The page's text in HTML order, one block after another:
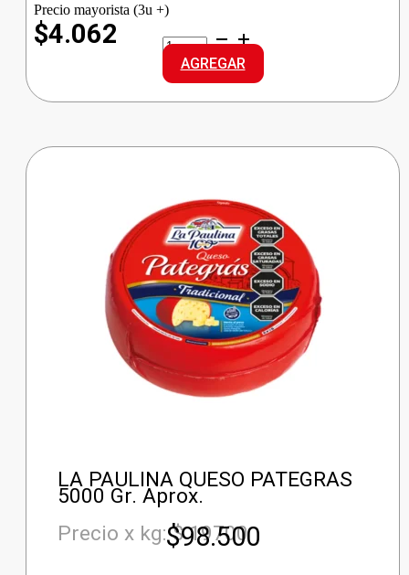
Precio mayorista (3u +)
$4.062
PRINGLES
PAPAS
QUESO
cantidad
AGREGAR
LA PAULINA QUESO PATEGRAS
5000 Gr. Aprox.
Precio x kg: $ 19700
$98.500